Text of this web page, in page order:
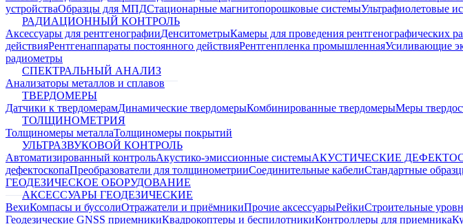
устройстваОбразцы для МПДСтационарные магнитопорошковые системыУльтрафиолетовые
РАДИАЦИОННЫЙ КОНТРОЛЬ
Аксессуары для рентгенографииДенситометрыКамеры для проведения рентгенографических
действияРентгенаппараты постоянного действияРентгенпленка промышленнаяУсиливающие
радиометры
СПЕКТРАЛЬНЫЙ АНАЛИЗ
Анализаторы металлов и сплавов
ТВЕРДОМЕРЫ
Датчики к твердомерамДинамические твердомерыКомбинированные твердомерыМеры
ТОЛЩИНОМЕТРИЯ
Толщиномеры металлаТолщиномеры покрытий
УЛЬТРАЗВУКОВОЙ КОНТРОЛЬ
Автоматизированный контрольАкустико-эмиссионные системыАКУСТИЧЕСКИЕ
дефектоскопаПреобразователи для толщинометрииСоединительные кабелиСтандартные
ГЕОДЕЗИЧЕСКОЕ ОБОРУДОВАНИЕ
АКСЕССУАРЫ ГЕОДЕЗИЧЕСКИЕ
ВехиКомпасы и буссолиОтражатели и приёмникиПрочие аксессуарыРейкиСтроительные
Геодезические GNSS приемникиКвадрокоптеры и беспилотникиКонтроллеры для приемника